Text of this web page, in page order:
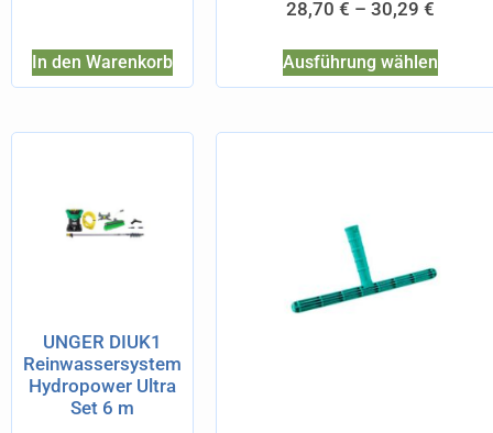
In den Warenkorb
28,70 € – 30,29 €
Ausführung wählen
UNGER DIUK1
Reinwassersystem
Hydropower Ultra
Set 6 m